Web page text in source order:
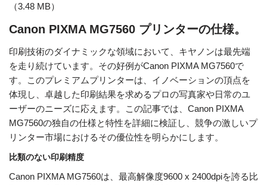
（3.48 MB）
Canon PIXMA MG7560 プリンターの仕様。
印刷技術のダイナミックな領域において、キヤノンは最先端
を走り続けています。その好例がCanon PIXMA MG7560で
す。このプレミアムプリンターは、イノベーションの頂点を
体現し、卓越した印刷結果を求めるプロの写真家や日常のユ
ーザーのニーズに応えます。この記事では、Canon PIXMA
MG7560の独自の仕様と特性を詳細に検証し、競争の激しいプ
リンター市場におけるその優位性を明らかにします。
比類のない印刷精度
Canon PIXMA MG7560は、最高解像度9600 x 2400dpiを誇る比